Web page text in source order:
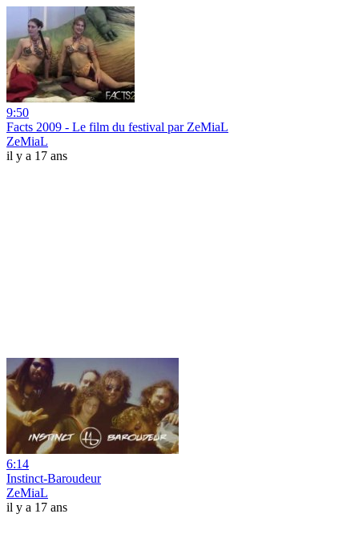
9:50
Facts 2009 - Le film du festival par ZeMiaL
ZeMiaL
il y a 17 ans
6:14
Instinct-Baroudeur
ZeMiaL
il y a 17 ans